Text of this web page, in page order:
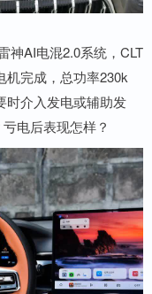
神AI电混2.0系统，CLT
机完成，总功率230k
时介入发电或辅助发
电后表现怎样？